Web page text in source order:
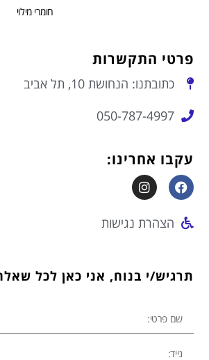
חומרי מילוי
פרטי התקשרות
כתובתנו: הנחושת 10, תל אביב
050-787-4997
עקבו אחרינו:
הצהרת נגישות
תרגיש/י בנוח, אני כאן לכל